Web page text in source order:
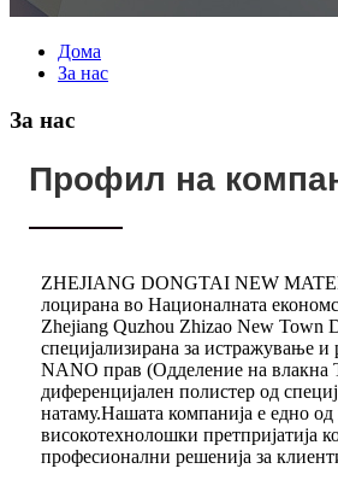
Дома
За нас
За нас
Профил на
ZHEJIANG DONGTAI NEW
лоцирана во Националната
Zhejiang Quzhou Zhizao New Town
специјализирана за истражување и
NANO прав (Одделение на влакна
диференцијален полистер од
натаму.Нашата компанија е едно
високотехнолошки претпријатија
професионални решенија за